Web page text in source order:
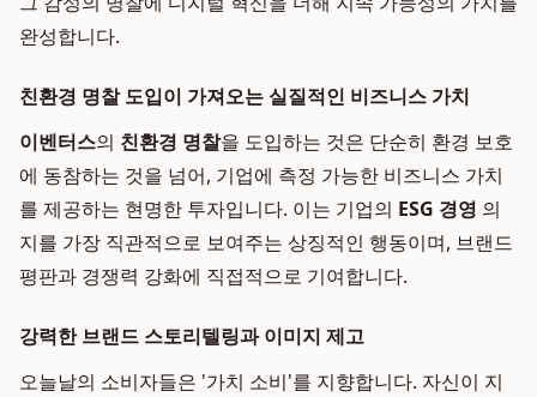
완성합니다.
친환경 명찰 도입이 가져오는 실질적인 비즈니스 가치
이벤터스의 친환경 명찰을 도입하는 것은 단순히 환경 보호
에 동참하는 것을 넘어, 기업에 측정 가능한 비즈니스 가치
를 제공하는 현명한 투자입니다. 이는 기업의 ESG 경영 의
지를 가장 직관적으로 보여주는 상징적인 행동이며, 브랜드
평판과 경쟁력 강화에 직접적으로 기여합니다.
강력한 브랜드 스토리텔링과 이미지 제고
오늘날의 소비자들은 '가치 소비'를 지향합니다. 자신이 지